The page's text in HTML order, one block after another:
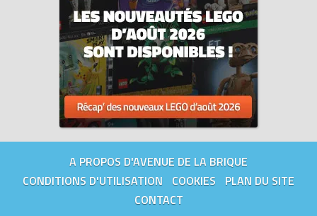
A PROPOS D'AVENUE DE LA BRIQUE
CONDITIONS D'UTILISATION
COOKIES
PLAN DU SITE
CONTACT